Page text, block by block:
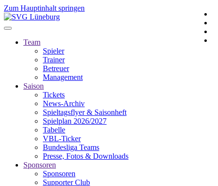
Zum Hauptinhalt springen
Team
Spieler
Trainer
Betreuer
Management
Saison
Tickets
News-Archiv
Spieltagsflyer & Saisonheft
Spielplan 2026/2027
Tabelle
VBL-Ticker
Bundesliga Teams
Presse, Fotos & Downloads
Sponsoren
Sponsoren
Supporter Club